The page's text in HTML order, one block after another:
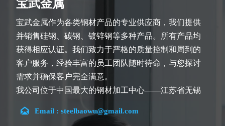
宝武金属
宝武金属作为各类钢材产品的专业供应商，我们提供
并销售硅钢、碳钢、镀锌钢等多种产品。所有产品均
获得相应认证。我们致力于严格的质量控制和周到的
客户服务，经验丰富的员工团队随时待命，与您探讨
需求并确保客户完全满意。
我公司位于中国最大的钢材加工中心——江苏省无锡
富经验，熟悉CE、SGS等多种硅钢标准。我们可根据
 Email : steelbaowu@gmail.com